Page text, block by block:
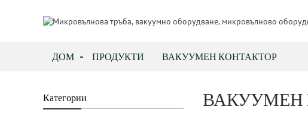
ДОМ ПРОДУКТИ ВАКУУМЕН КОНТАКТОР
Категории ВАКУУМЕН